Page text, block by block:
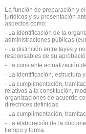
La función de preparación y
jurídicos y su presentación
aspectos como:
- La identificación de la
administraciones públicas
- La distinción entre leyes y
responsables de su
- La constante actualización
- La identificación, estructura
- La cumplimentación,
relativos a la constitución,
organizaciones de acuerdo
directrices definidas.
- La cumplimentación,
- La elaboración de la
tiempo y forma.